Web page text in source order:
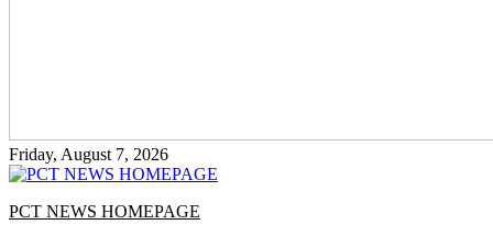
Friday, August 7, 2026
PCT NEWS HOMEPAGE